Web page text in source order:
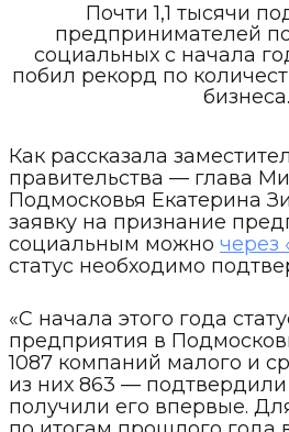
Почти 1,1 тысячи
предпринимателей
социальных с начала
побил рекорд по
бизнеса.
Как рассказала
правительства — глава
Подмосковья Екатерина
заявку на признание
социальным можно через
статус необходимо
«С начала этого года
предприятия в
1087 компаний малого и
из них 863 —
получили его впервые.